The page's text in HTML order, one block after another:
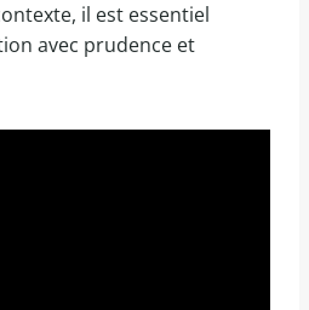
il est essentiel
avec prudence et